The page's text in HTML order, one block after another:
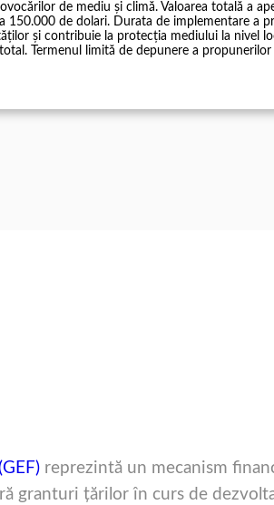
de mediu și climă. Valoarea totală a
150.000 de dolari. Durata de implementare a
și contribuie la protecția mediului la nivel
Termenul limită de depunere a
reprezintă un mecanism
granturi ţărilor în curs de